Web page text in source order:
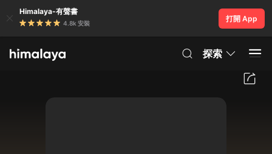
Himalaya-有聲書
4.8k 安裝
打開 App
探索